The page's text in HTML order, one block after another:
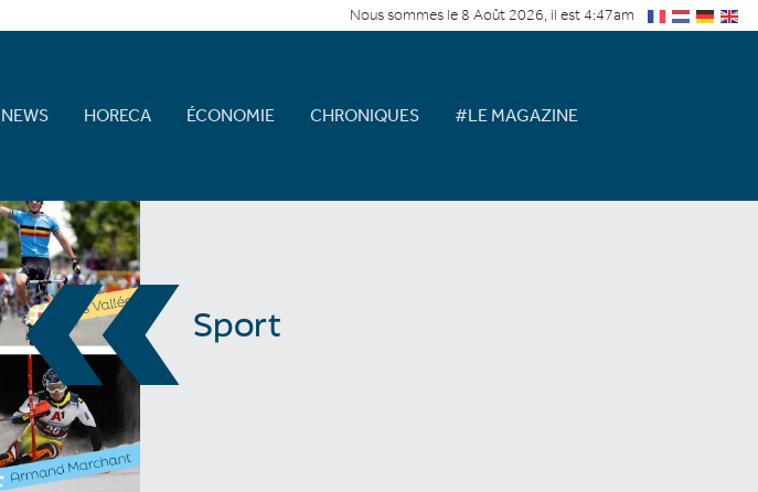
Nous sommes le 8 Août 2026, il est 4:47am
NEWS HORECA ÉCONOMIE CHRONIQUES #LE MAGAZINE
«Sport